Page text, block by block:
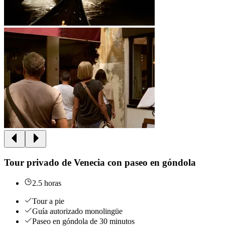
Tour privado de Venecia con paseo en góndola
2.5 horas
Tour a pie
Guía autorizado monolingüe
Paseo en góndola de 30 minutos